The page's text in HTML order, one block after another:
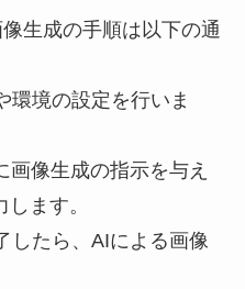
生成の手順は以下の通
環境の設定を行いま
像生成の指示を与え
ます。
したら、AIによる画像